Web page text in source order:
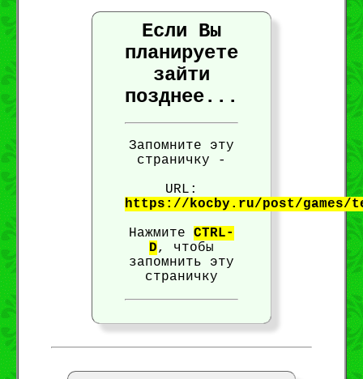
Если Вы
планируете
зайти
позднее...
Запомните эту
страничку -
URL:
https://kocby.ru/post/games/
Нажмите CTRL-
D, чтобы
запомнить эту
страничку